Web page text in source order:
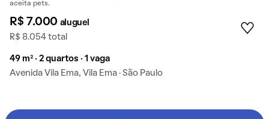
aceita pets.
R$ 7.000 aluguel
R$ 8.054 total
49 m² · 2 quartos · 1 vaga
Avenida Vila Ema, Vila Ema · São Paulo